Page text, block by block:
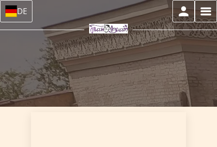
DE